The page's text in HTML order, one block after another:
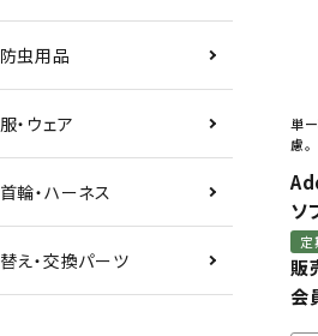
防虫用品
服・ウェア
首輪・ハーネス
替え・交換パーツ
単
慮。
ソ
定
販
会